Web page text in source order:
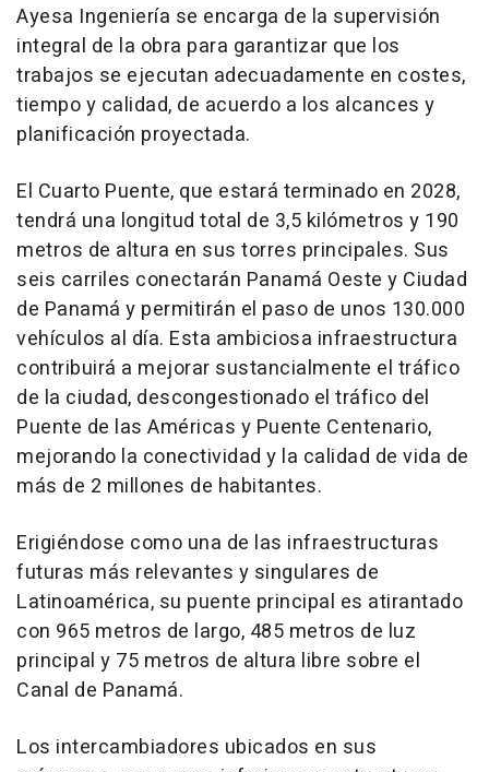
Ayesa Ingeniería se encarga de la supervisión
integral de la obra para garantizar que los
trabajos se ejecutan adecuadamente en costes,
tiempo y calidad, de acuerdo a los alcances y
planificación proyectada.
El Cuarto Puente, que estará terminado en 2028,
tendrá una longitud total de 3,5 kilómetros y 190
metros de altura en sus torres principales. Sus
seis carriles conectarán Panamá Oeste y Ciudad
de Panamá y permitirán el paso de unos 130.000
vehículos al día. Esta ambiciosa infraestructura
contribuirá a mejorar sustancialmente el tráfico
de la ciudad, descongestionado el tráfico del
Puente de las Américas y Puente Centenario,
mejorando la conectividad y la calidad de vida de
más de 2 millones de habitantes.
Erigiéndose como una de las infraestructuras
futuras más relevantes y singulares de
Latinoamérica, su puente principal es atirantado
con 965 metros de largo, 485 metros de luz
principal y 75 metros de altura libre sobre el
Canal de Panamá.
Los intercambiadores ubicados en sus